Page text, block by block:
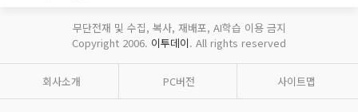
무단전재 및 수집, 복사, 재배포, AI학습 이용 금지
Copyright 2006. 이투데이. All rights reserved
회사소개 PC버전 사이트맵